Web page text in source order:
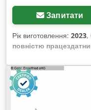
Запитати
Рік виготовлення: 2023,
повністю
пила RAPID DGL 200
довжина: 5 100 мм
Система розпилення
короткомірних розмірів
аспіратора наявна
наявний Мобільний